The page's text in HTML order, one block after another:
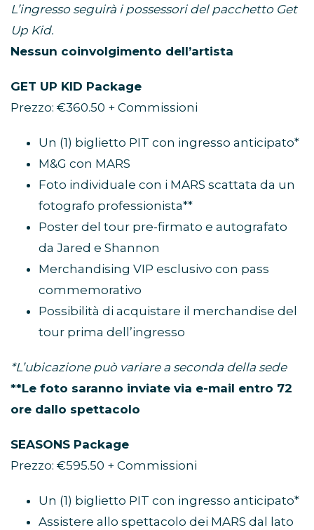
L’ingresso seguirà i possessori del pacchetto Get
Up Kid.
Nessun coinvolgimento dell’artista
GET UP KID Package
Prezzo: €360.50 + Commissioni
Un (1) biglietto PIT con ingresso anticipato*
M&G con MARS
Foto individuale con i MARS scattata da un
fotografo professionista**
Poster del tour pre-firmato e autografato
da Jared e Shannon
Merchandising VIP esclusivo con pass
commemorativo
Possibilità di acquistare il merchandise del
tour prima dell’ingresso
*L’ubicazione può variare a seconda della sede
**Le foto saranno inviate via e-mail entro 72
ore dallo spettacolo
SEASONS Package
Prezzo: €595.50 + Commissioni
Un (1) biglietto PIT con ingresso anticipato*
Assistere allo spettacolo dei MARS dal lato